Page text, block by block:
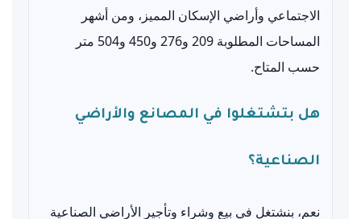
الاجتماعي وأراضي الإسكان المميز، ومن أشهر
المساحات المطلوبة 209 و276 و450 و504 متر
حسب المتاح.
هل بتشتغلوا في المصانع والأراضي
الصناعية؟
نعم، بنشتغل في بيع وشراء وتأجير الأراضي الصناعية